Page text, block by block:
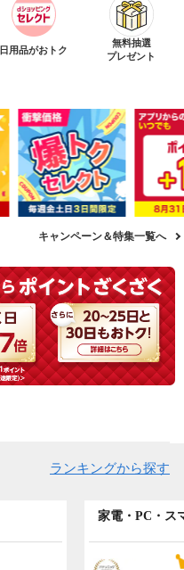
日用品がおトク
無料抽選
プレゼント
キャンペーン＆特集一覧へ
ランキングから探す
家電・PC・ス